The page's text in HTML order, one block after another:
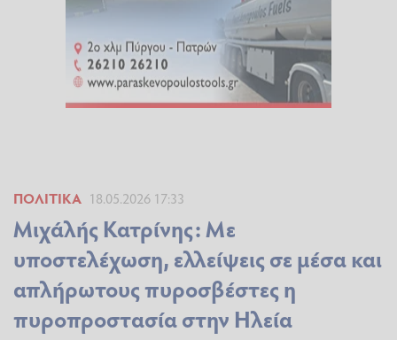
ΠΟΛΙΤΙΚΆ 18.05.2026 17:33
Μιχάλής Κατρίνης: Με
υποστελέχωση, ελλείψεις σε μέσα και
απλήρωτους πυροσβέστες η
πυροπροστασία στην Ηλεία